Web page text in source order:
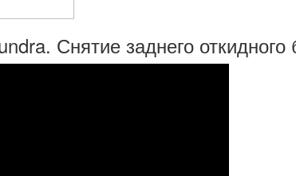
Снятие заднего откидного